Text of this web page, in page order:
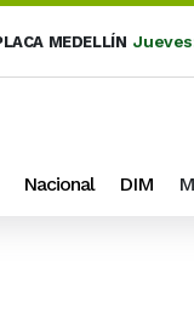
MEDELLÍN
Nacional DIM